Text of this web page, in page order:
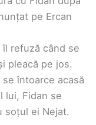
pe Ercan
refuză când se
pleacă pe jos.
întoarce acasă
lui, Fidan se
soțul ei Nejat.